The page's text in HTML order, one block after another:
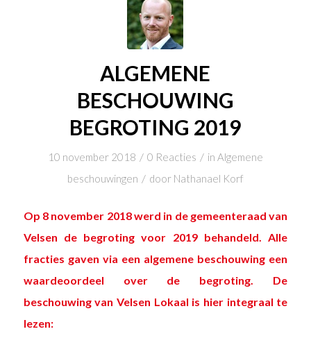
ALGEMENE
BESCHOUWING
BEGROTING 2019
10 november 2018 / 0 Reacties / in Algemene
beschouwingen / door Nathanael Korf
Op 8 november 2018 werd in de gemeenteraad van
Velsen de begroting voor 2019 behandeld. Alle
fracties gaven via een algemene beschouwing een
waardeoordeel over de begroting. De
beschouwing van Velsen Lokaal is hier integraal te
lezen: